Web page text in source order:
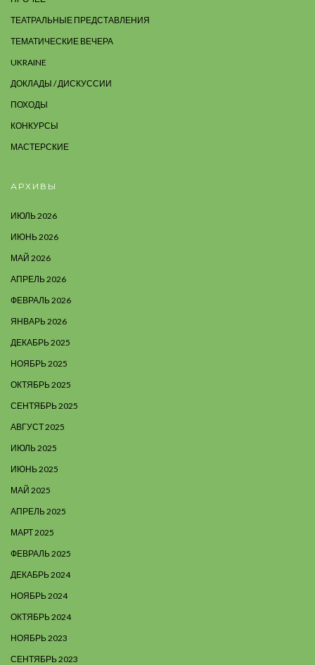
ТЕАТРАЛЬНЫЕ ПРЕДСТАВЛЕНИЯ
ТЕМАТИЧЕСКИЕ ВЕЧЕРА
UKRAINE
ДОКЛАДЫ / ДИСКУССИИ
ПОХОДЫ
КОНКУРСЫ
МАСТЕРСКИЕ
АРХИВЫ
ИЮЛЬ 2026
ИЮНЬ 2026
МАЙ 2026
АПРЕЛЬ 2026
ФЕВРАЛЬ 2026
ЯНВАРЬ 2026
ДЕКАБРЬ 2025
НОЯБРЬ 2025
ОКТЯБРЬ 2025
СЕНТЯБРЬ 2025
АВГУСТ 2025
ИЮЛЬ 2025
ИЮНЬ 2025
МАЙ 2025
АПРЕЛЬ 2025
МАРТ 2025
ФЕВРАЛЬ 2025
ДЕКАБРЬ 2024
НОЯБРЬ 2024
ОКТЯБРЬ 2024
НОЯБРЬ 2023
СЕНТЯБРЬ 2023